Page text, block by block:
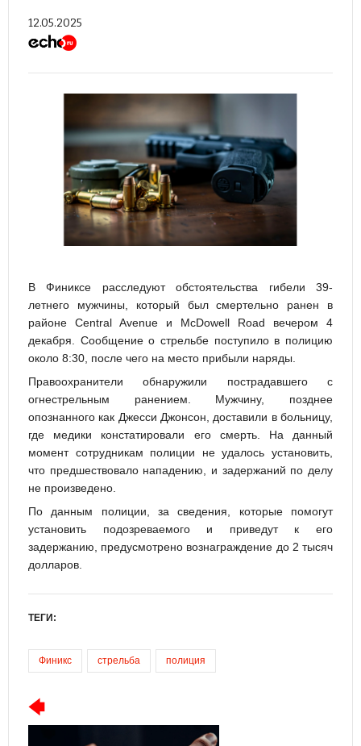
12.05.2025
В Финиксе расследуют обстоятельства гибели 39-
летнего мужчины, который был смертельно ранен в
районе Central Avenue и McDowell Road вечером 4
декабря. Сообщение о стрельбе поступило в полицию
около 8:30, после чего на место прибыли наряды.
Правоохранители обнаружили пострадавшего с
огнестрельным ранением. Мужчину, позднее
опознанного как Джесси Джонсон, доставили в больницу,
где медики констатировали его смерть. На данный
момент сотрудникам полиции не удалось установить,
что предшествовало нападению, и задержаний по делу
не произведено.
По данным полиции, за сведения, которые помогут
установить подозреваемого и приведут к его
задержанию, предусмотрено вознаграждение до 2 тысяч
долларов.
ТЕГИ:
Финикс стрельба полиция